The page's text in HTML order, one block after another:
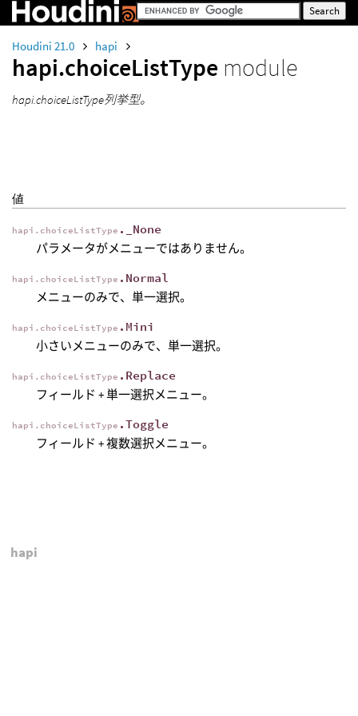
Houdini 21.0 hapi
hapi.choiceListType module
hapi.choiceListType列挙型。
値
hapi.choiceListType ._None
パラメータがメニューではありません。
hapi.choiceListType .Normal
メニューのみで、単一選択。
hapi.choiceListType .Mini
小さいメニューのみで、単一選択。
hapi.choiceListType .Replace
フィールド + 単一選択メニュー。
hapi.choiceListType .Toggle
フィールド + 複数選択メニュー。
hapi